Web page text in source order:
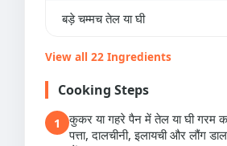
बड़े चम्मच तेल या घी
View all 22 Ingredients
Cooking Steps
1
कुकर या गहरे पैन में तेल या घी गरम
पत्ता, दालचीनी, इलायची और लौंग